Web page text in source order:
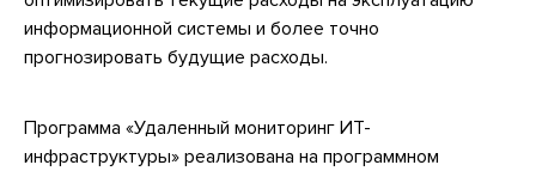
информационной системы и более точно
прогнозировать будущие расходы.
Программа «Удаленный мониторинг ИТ-
инфраструктуры» реализована на программном